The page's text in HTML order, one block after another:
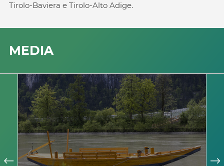
Tirolo-Baviera e Tirolo-Alto Adige.
MEDIA